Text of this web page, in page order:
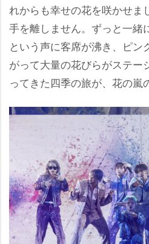
れからも幸せの花を咲かせま
手を離しません。ずっと一緒
という声に客席が沸き、ピ
がって大量の花びらがステー
ってきた四季の旅が、花の嵐